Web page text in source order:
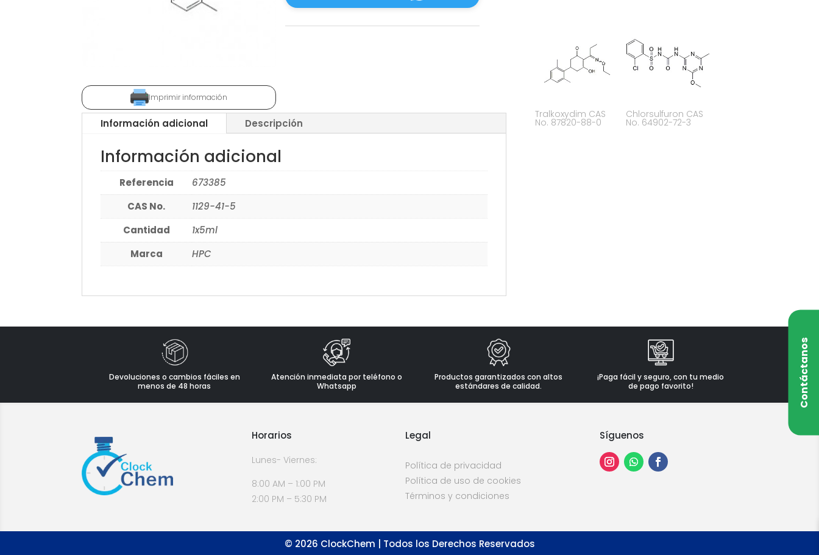
Imprimir información
Información adicional Descripción
Información adicional
Referencia
673385
CAS No.
1129-41-5
Cantidad
1x5ml
Marca
HPC
Tralkoxydim CAS
No. 87820-88-0
Chlorsulfuron CAS
No. 64902-72-3
Devoluciones o cambios fáciles en
menos de 48 horas
Atención inmediata por teléfono o
Whatsapp
Productos garantizados con altos
estándares de calidad.
¡Paga fácil y seguro, con tu medio
de pago favorito!
Contáctanos
Horarios
Lunes- Viernes:
8:00 AM – 1:00 PM
2:00 PM – 5:30 PM
Legal
Política de privacidad
Política de uso de cookies
Términos y condiciones
Síguenos
© 2026 ClockChem | Todos los Derechos Reservados